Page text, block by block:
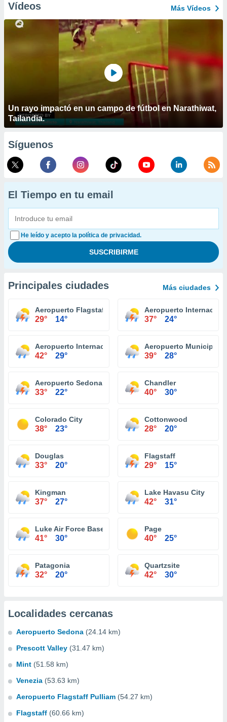
Vídeos Más Vídeos
Un rayo impactó en un campo de fútbol en Narathiwat,
Tailandia.
Síguenos
El Tiempo en tu email
He leído y acepto la política de privacidad.
Principales ciudades Más ciudades
Aeropuerto Flagstaff Pulliam
29° 14°
Aeropuerto
37° 24°
Aeropuerto Internacional Yuma
42° 29°
Aeropuerto Municipal
39° 28°
Aeropuerto Sedona
33° 22°
Chandler
40° 30°
Colorado City
38° 23°
Cottonwood
28° 20°
Douglas
33° 20°
Flagstaff
29° 15°
Kingman
37° 27°
Lake Havasu City
42° 31°
Luke Air Force Base
41° 30°
Page
40° 25°
Patagonia
32° 20°
Quartzsite
42° 30°
Localidades cercanas
Aeropuerto Sedona (24.14 km)
Prescott Valley (31.47 km)
Mint (51.58 km)
Venezia (53.63 km)
Aeropuerto Flagstaff Pulliam (54.27 km)
Flagstaff (60.66 km)